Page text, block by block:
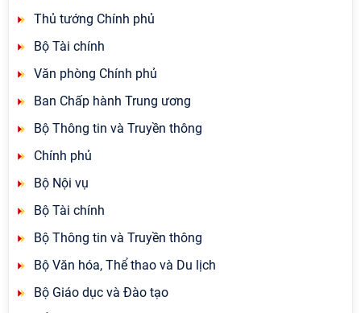
Thủ tướng Chính phủ
Bộ Tài chính
Văn phòng Chính phủ
Ban Chấp hành Trung ương
Bộ Thông tin và Truyền thông
Chính phủ
Bộ Nội vụ
Bộ Tài chính
Bộ Thông tin và Truyền thông
Bộ Văn hóa, Thể thao và Du lịch
Bộ Giáo dục và Đào tạo